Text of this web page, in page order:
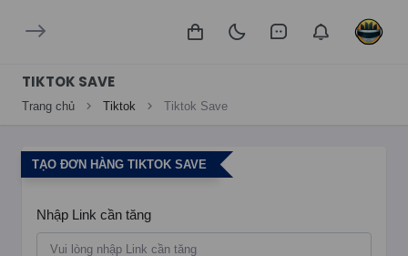
TIKTOK SAVE
Trang chủ Tiktok Tiktok Save
TẠO ĐƠN HÀNG TIKTOK SAVE
Nhập Link cần tăng